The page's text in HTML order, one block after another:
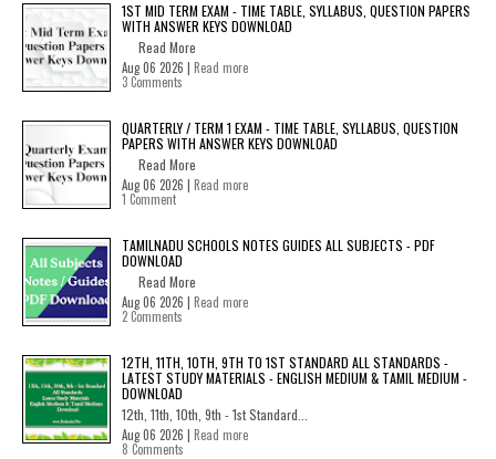
1ST MID TERM EXAM - TIME TABLE, SYLLABUS, QUESTION PAPERS
WITH ANSWER KEYS DOWNLOAD
Read More
Aug 06 2026 | Read more
3 Comments
QUARTERLY / TERM 1 EXAM - TIME TABLE, SYLLABUS, QUESTION
PAPERS WITH ANSWER KEYS DOWNLOAD
Read More
Aug 06 2026 | Read more
1 Comment
TAMILNADU SCHOOLS NOTES GUIDES ALL SUBJECTS - PDF
DOWNLOAD
Read More
Aug 06 2026 | Read more
2 Comments
12TH, 11TH, 10TH, 9TH TO 1ST STANDARD ALL STANDARDS -
LATEST STUDY MATERIALS - ENGLISH MEDIUM & TAMIL MEDIUM -
DOWNLOAD
12th, 11th, 10th, 9th - 1st Standard...
Aug 06 2026 | Read more
8 Comments